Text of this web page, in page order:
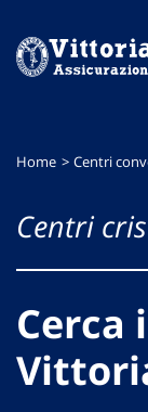
menu
contenuto
footer
Home Centri
Centri
Cerca